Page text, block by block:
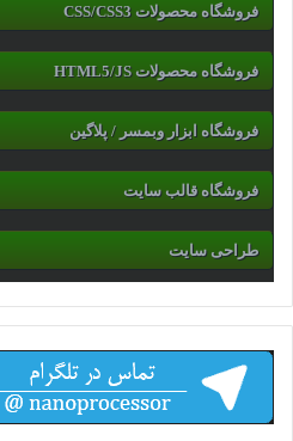
فروشگاه محصولات CSS/CSS3
فروشگاه محصولات HTML5/JS
فروشگاه ابزار وبمسر / پلاگین
فروشگاه قالب سایت
طراحی سایت